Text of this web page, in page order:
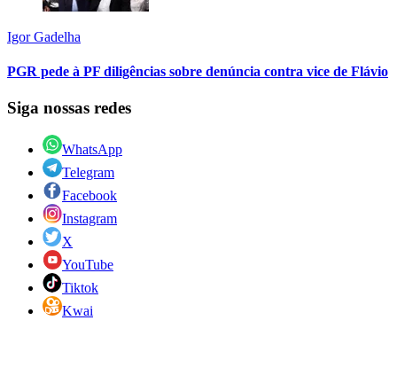
Igor Gadelha
PGR pede à PF diligências sobre denúncia contra vice de Flávio
Siga nossas redes
WhatsApp
Telegram
Facebook
Instagram
X
YouTube
Tiktok
Kwai